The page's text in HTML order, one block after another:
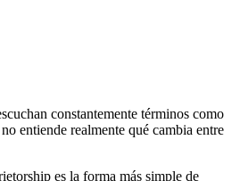
constantemente términos como
entiende realmente qué cambia entre
es la forma más simple de